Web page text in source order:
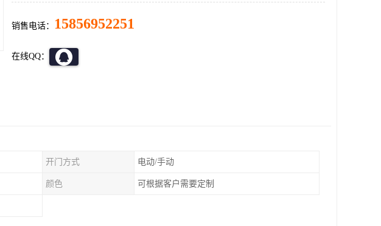
销售电话： 15856952251
在线QQ：
开门方式 电动/手动
颜色 可根据客户需要定制